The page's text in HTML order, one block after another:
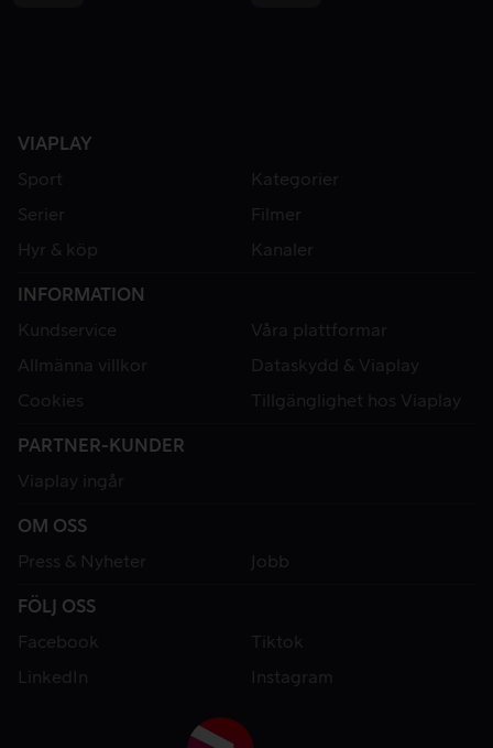
VIAPLAY
Sport
Kategorier
Serier
Filmer
Hyr & köp
Kanaler
INFORMATION
Kundservice
Våra plattformar
Allmänna villkor
Dataskydd & Viaplay
Cookies
Tillgänglighet hos Viaplay
PARTNER-KUNDER
Viaplay ingår
OM OSS
Press & Nyheter
Jobb
FÖLJ OSS
Facebook
Tiktok
LinkedIn
Instagram